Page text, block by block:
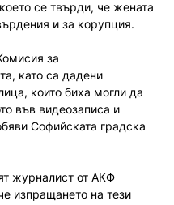
се твърди, че жената
и за корупция.
за
като са дадени
които биха могли да
във видеозаписа и
Софийската градска
журналист от АКФ
изпращането на тези